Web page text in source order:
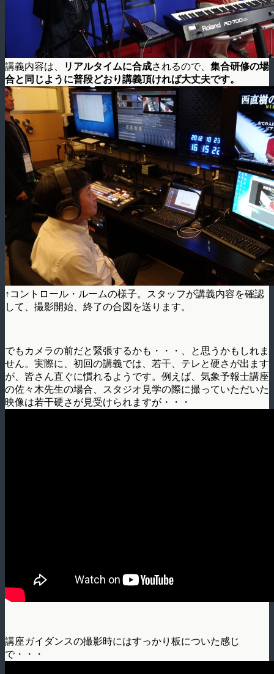
講義内容は、 リアルタイムに合成されるので、 集合研修の場
合と同じように普段どおり講義頂ければ大丈夫です。
↑コントロール・ルームの様子。スタッフが講義内容を確認
して、撮影開始、終了の合図を送ります。
でもカメラの前だと緊張するかも・・・、と思うかもしれま
せん。実際に、初回の講義では、若干、テレと硬さが出ます
が、皆さん直ぐに慣れるようです。例えば、気象予報士講座
の佐々木先生の場合、スタジオ見学の際に撮っていただいた
映像は若干硬さが見受けられますが・・・
講座ガイダンスの撮影時にはすっかり板についた感じ
で・・・